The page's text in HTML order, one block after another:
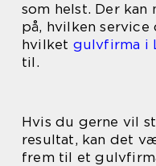
som helst. Der
på, hvilken
hvilket gulvfirma i
til.
Hvis du gerne vil
resultat, kan det
frem til et